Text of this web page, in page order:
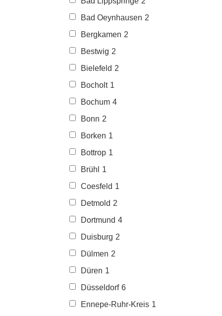
Bad Oeynhausen 2
Bergkamen 2
Bestwig 2
Bielefeld 2
Bocholt 1
Bochum 4
Bonn 2
Borken 1
Bottrop 1
Brühl
1
Coesfeld 1
Detmold 2
Dortmund 4
Duisburg 2
Dülmen 2
Düren 1
Düsseldorf 6
Ennepe-Ruhr-Kreis 1